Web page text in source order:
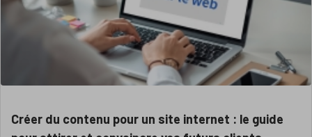
Créer du contenu pour un site internet : le guide